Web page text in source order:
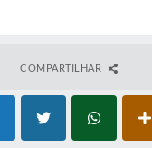
COMPARTILHAR